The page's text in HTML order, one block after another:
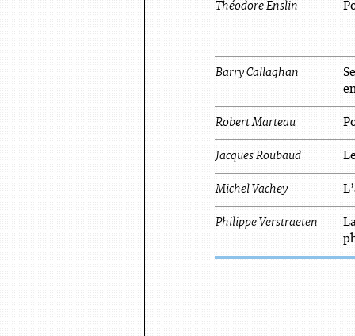
Théodore Enslin
Barry Callaghan
Robert Marteau
Jacques Roubaud
Michel Vachey
Philippe Verstraeten